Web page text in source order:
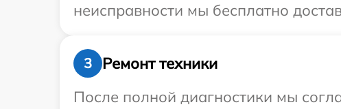
неисправности мы бесплатно
3
Ремонт техники
После полной диагностики мы